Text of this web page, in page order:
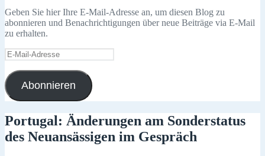
Geben Sie hier Ihre E-Mail-Adresse an, um diesen Blog zu
abonnieren und Benachrichtigungen über neue Beiträge via E-Mail
zu erhalten.
E-
Mail-
Adresse
Abonnieren
Portugal: Änderungen am Sonderstatus
des Neuansässigen im Gespräch